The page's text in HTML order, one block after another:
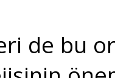
de bu